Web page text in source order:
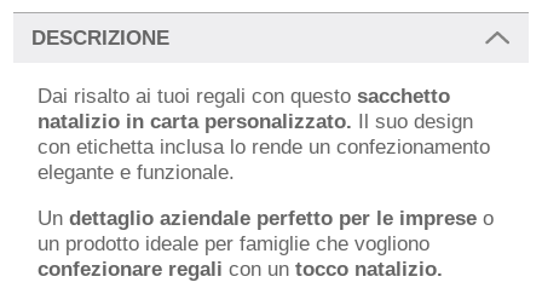
DESCRIZIONE
Dai risalto ai tuoi regali con questosacchetto
natalizio in carta personalizzato. Il suo design
con etichetta inclusa lo rende un confezionamento
elegante e funzionale.
Undettaglio aziendale perfetto per le imprese o
un prodotto ideale per famiglie che vogliono
confezionare regali con untocco natalizio.